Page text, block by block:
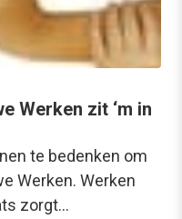
Werken zit ‘m in
te bedenken om
Werken. Werken
zorgt…